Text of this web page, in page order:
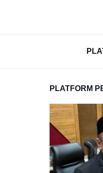
PLATFORM